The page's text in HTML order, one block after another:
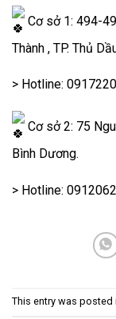
Cơ sở 1: 494-
Thành , TP. Thủ
> Hotline:
Cơ sở 2: 75
Bình Dương.
> Hotline:
This entry was posted